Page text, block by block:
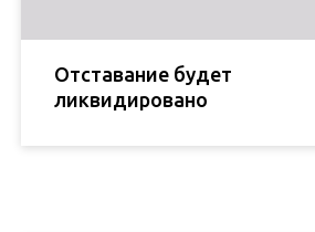
Отставание будет
ликвидировано